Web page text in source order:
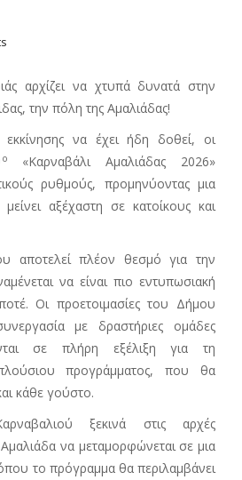
αρχίζει να χτυπά δυνατά στην
την πόλη της Αμαλιάδας!
να έχει ήδη δοθεί, οι
ο
«Καρναβάλι Αμαλιάδας 2026»
ρυθμούς, προμηνύοντας μια
αξέχαστη σε κατοίκους και
αποτελεί πλέον θεσμό για την
να είναι πιο εντυπωσιακή
Οι προετοιμασίες του Δήμου
με δραστήριες ομάδες
σε πλήρη εξέλιξη για τη
προγράμματος, που θα
κάθε γούστο.
ξεκινά στις αρχές
να μεταμορφώνεται σε μια
το πρόγραμμα θα περιλαμβάνει